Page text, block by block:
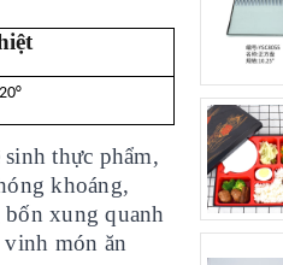
thực phẩm,
khoáng,
xung quanh
vinh món ăn